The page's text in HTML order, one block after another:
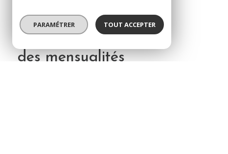
Calcul
des mensualités
PARAMÉTRER TOUT ACCEPTER